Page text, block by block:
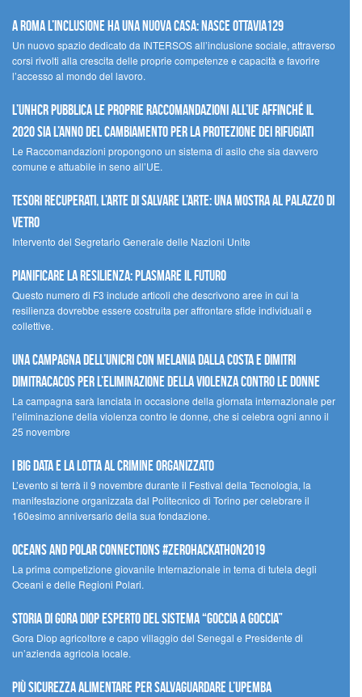
A Roma l’inclusione ha una nuova casa: nasce Ottavia129
Un nuovo spazio dedicato da INTERSOS all’inclusione sociale, attraverso
corsi rivolti alla crescita delle proprie competenze e capacità e favorire
l’accesso al mondo del lavoro.
L’UNHCR pubblica le proprie raccomandazioni all’UE affinché il
2020 sia l’anno del cambiamento per la protezione dei rifugiati
Le Raccomandazioni propongono un sistema di asilo che sia davvero
comune e attuabile in seno all’UE.
Tesori recuperati, l’arte di salvare l’arte: una mostra al Palazzo di
Vetro
Intervento del Segretario Generale delle Nazioni Unite
Pianificare la resilienza: plasmare il futuro
Questo numero di F3 include articoli che descrivono aree in cui la
resilienza dovrebbe essere costruita per affrontare sfide individuali e
collettive.
Una campagna dell’UNICRI con Melania Dalla Costa e Dimitri
Dimitracacos per l’eliminazione della violenza contro le donne
La campagna sarà lanciata in occasione della giornata internazionale per
l’eliminazione della violenza contro le donne, che si celebra ogni anno il
25 novembre
I Big Data e la lotta al crimine organizzato
L’evento si terrà il 9 novembre durante il Festival della Tecnologia, la
manifestazione organizzata dal Politecnico di Torino per celebrare il
160esimo anniversario della sua fondazione.
Oceans and Polar Connections #ZEROHackathon2019
La prima competizione giovanile Internazionale in tema di tutela degli
Oceani e delle Regioni Polari.
STORIA DI GORA DIOP ESPERTO DEL SISTEMA “GOCCIA A GOCCIA”
Gora Diop agricoltore e capo villaggio del Senegal e Presidente di
un’azienda agricola locale.
Più sicurezza alimentare per salvaguardare l’Upemba